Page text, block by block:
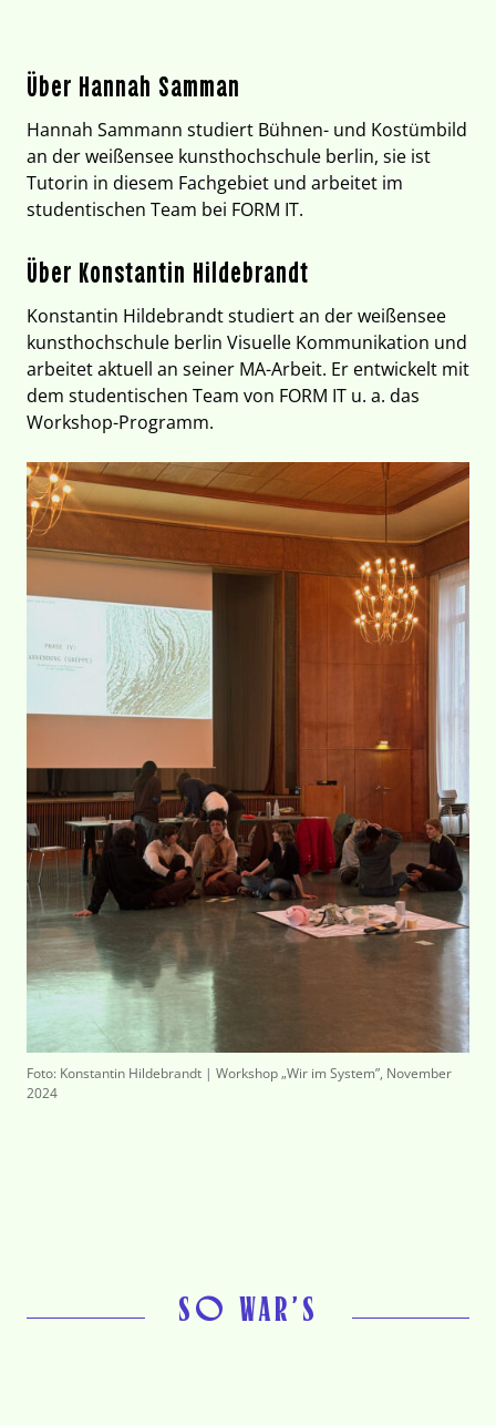
Über Hannah Samman
Hannah Sammann studiert Bühnen- und Kostümbild
an der weißensee kunsthochschule berlin, sie ist
Tutorin in diesem Fachgebiet und arbeitet im
studentischen Team bei FORM IT.
Über Konstantin Hildebrandt
Konstantin Hildebrandt studiert an der weißensee
kunsthochschule berlin Visuelle Kommunikation und
arbeitet aktuell an seiner MA-Arbeit. Er entwickelt mit
dem studentischen Team von FORM IT u. a. das
Workshop-Programm.
Foto: Konstantin Hildebrandt | Workshop „Wir im System”, November
2024
SO WAR’S